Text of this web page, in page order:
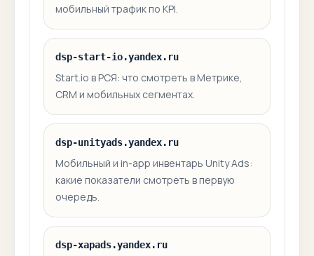
мобильный трафик по KPI.
dsp-start-io.yandex.ru
Start.io в РСЯ: что смотреть в Метрике,
CRM и мобильных сегментах.
dsp-unityads.yandex.ru
Мобильный и in-app инвентарь Unity Ads:
какие показатели смотреть в первую
очередь.
dsp-xapads.yandex.ru